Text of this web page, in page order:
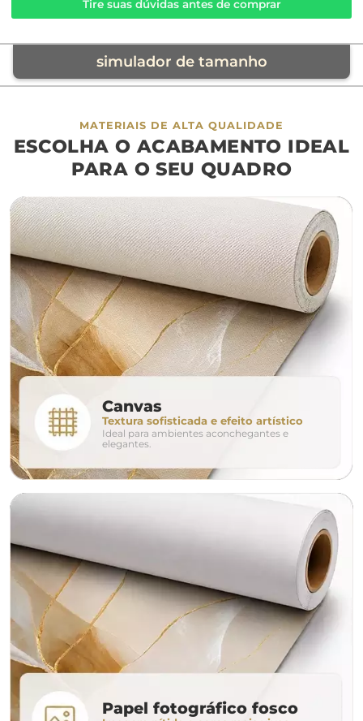
Tire suas dúvidas antes de comprar
simulador de tamanho
móvel de referência
sofá cama
largura aproximada
160cm 200cm
280cm 320cm
conjunto
avulso duo
o tamanho ideal para o seu ambiente é
MATERIAIS DE ALTA QUALIDADE
ESCOLHA O ACABAMENTO IDEAL
PARA O SEU QUADRO
Canvas
Textura sofisticada e efeito artístico
Ideal para ambientes aconchegantes e
elegantes.
Papel fotográfico fosco